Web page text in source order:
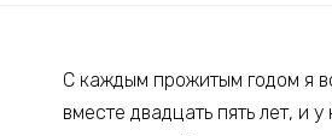
С каждым прожитым годом я
вместе двадцать пять лет, и